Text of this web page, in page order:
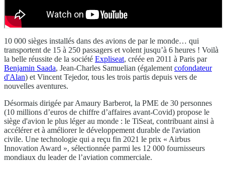
10 000 sièges installés dans des avions de par le monde… qui
transportent de 15 à 250 passagers et volent jusqu’à 6 heures ! Voilà
la belle réussite de la société Expliseat, créée en 2011 à Paris par
Benjamin Saada, Jean-Charles Samuelian (également cofondateur
d'Alan) et Vincent Tejedor, tous les trois partis depuis vers de
nouvelles aventures.
Désormais dirigée par Amaury Barberot, la PME de 30 personnes
(10 millions d’euros de chiffre d’affaires avant-Covid) propose le
siège d'avion le plus léger au monde : le TiSeat, contribuant ainsi à
accélérer et à améliorer le développement durable de l'aviation
civile. Une technologie qui a reçu fin 2021 le prix « Airbus
Innovation Award », sélectionnée parmi les 12 000 fournisseurs
mondiaux du leader de l’aviation commerciale.